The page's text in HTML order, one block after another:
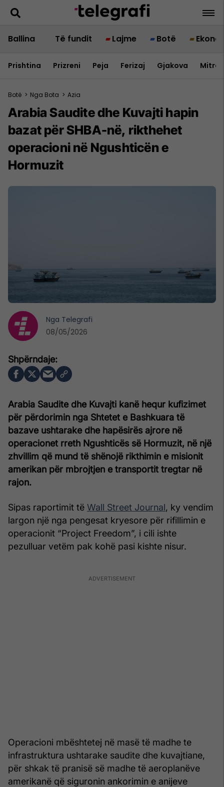
Ballina Të fundit Lajme Botë
Prishtina Prizreni Peja Ferizaj Gjakova
Botë > Nga Bota > Azia
Arabia Saudite dhe Kuvajti hapin
bazat për SHBA-në, rikthehet
operacioni në Ngushticën e
Hormuzit
Arabia Saudite dhe Kuvajti kanë hequr kufizimet
për përdorimin nga Shtetet e Bashkuara të
bazave ushtarake dhe hapësirës ajrore në
operacionet rreth Ngushticës së Hormuzit, në një
zhvillim që mund të shënojë rikthimin e misionit
amerikan për mbrojtjen e transportit tregtar në
rajon.
Sipas raportimit të Wall Street Journal, ky vendim
largon një nga pengesat kryesore për rifillimin e
operacionit “Project Freedom”, i cili ishte
pezulluar vetëm pak kohë pasi kishte nisur.
Operacioni mbështetej në masë të madhe te
infrastruktura ushtarake saudite dhe kuvajtiane,
për shkak të pranisë së madhe të aeroplanëve
amerikanë që siguronin ankorimin e anijeve
Nga Telegrafi
08/05/2026